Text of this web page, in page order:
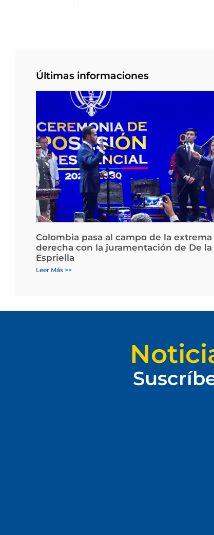
Últimas informaciones
Colombia pasa al campo de la extrema
derecha con la juramentación de De la
Espriella
Leer Más >>